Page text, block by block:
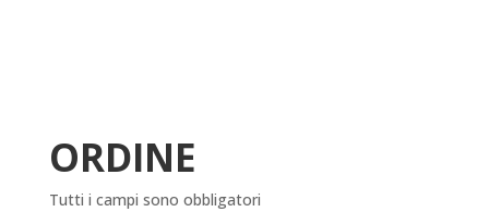
ORDINE
Tutti i campi sono obbligatori